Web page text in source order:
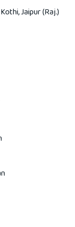
Jaipur (Raj.)